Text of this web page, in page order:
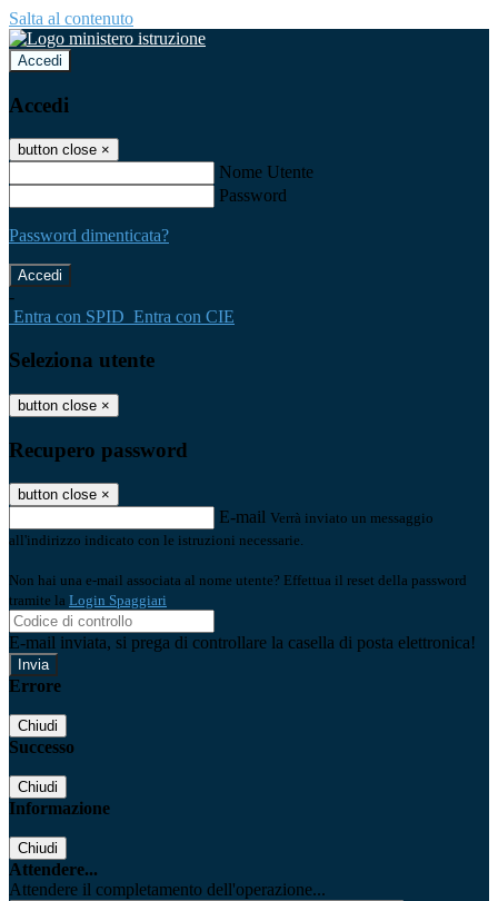
Salta al contenuto
Accedi
Accedi
button close ×
Nome Utente
Password
Password dimenticata?
-
Entra con SPID Entra con CIE
Seleziona utente
button close ×
Recupero password
button close ×
E-mail Verrà inviato un messaggio
all'indirizzo indicato con le istruzioni necessarie.
Non hai una e-mail associata al nome utente? Effettua il reset della password
tramite la Login Spaggiari
E-mail inviata, si prega di controllare la casella di posta elettronica!
Errore
Chiudi
Successo
Chiudi
Informazione
Chiudi
Attendere...
Attendere il completamento dell'operazione...